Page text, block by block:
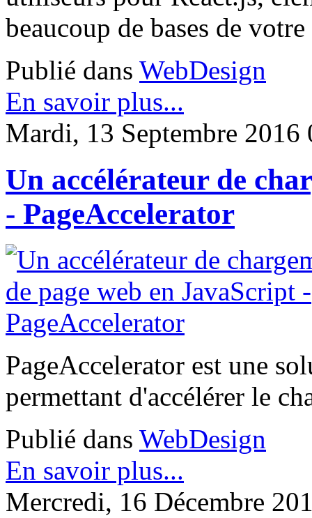
beaucoup de bases de
Publié dans WebDesign
En savoir plus...
Mardi, 13 Septembre 2016
Un accélérateur de
- PageAccelerator
PageAccelerator est une
permettant d'accélérer le
Publié dans WebDesign
En savoir plus...
Mercredi, 16 Décembre